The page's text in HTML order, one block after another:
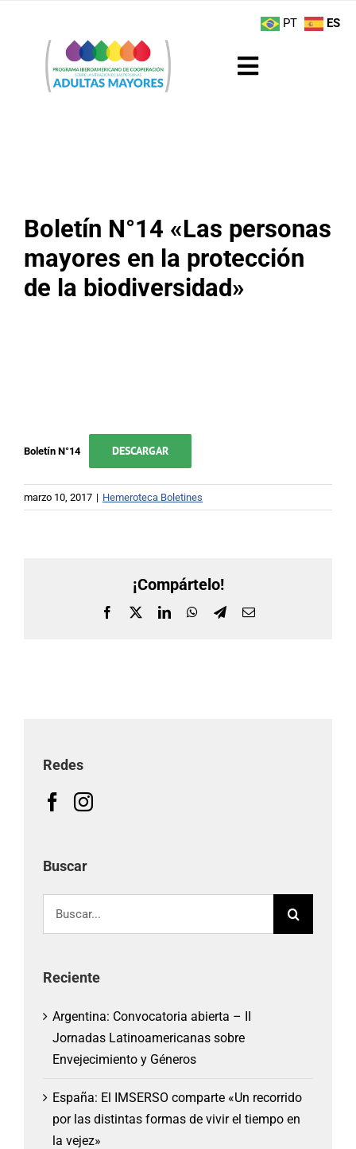
contenido
Toggle
Actividades
Boletín
Boletín N°14 «Las personas
mayores en la protección
de la biodiversidad»
Boletín N°14 DESCARGAR
marzo 10, 2017 | Hemeroteca Boletines
¡Compártelo!
Facebook LinkedInWhatsApp
TelegramCorreo
Redes
Buscar
Reciente
Argentina: Convocatoria abierta – II
Jornadas Latinoamericanas sobre
Envejecimiento y Géneros
España: El IMSERSO comparte «Un recorrido
por las distintas formas de vivir el tiempo en
la vejez»
PT ES